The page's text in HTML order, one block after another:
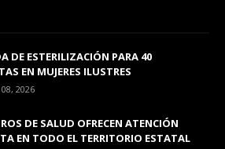
DE ESTERILIZACIÓN PARA 40
EN MUJERES ILUSTRES
2026
DE SALUD OFRECEN ATENCIÓN
EN TODO EL TERRITORIO ESTATAL